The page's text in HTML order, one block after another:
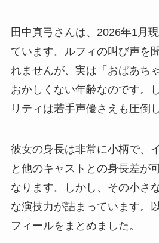
田中真弓さんは、2026年1月
ています。ルフィの叫び声を
れませんが、実は「おばあち
おかしくない年齢なのです。
リティは若手声優さえも圧倒
彼女の身長は非常に小柄で、
と他のキャストとの身長差が
なります。しかし、その小さ
な演技力が詰まっています。
フィールをまとめました。